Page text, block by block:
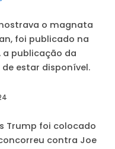
o magnata
foi publicado na
publicação da
estar disponível.
Trump foi colocado
contra Joe